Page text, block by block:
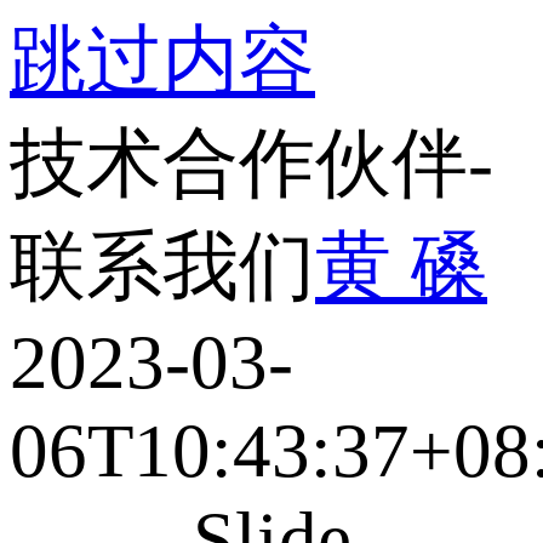
跳过内容
技术合作伙伴-
联系我们黄 磉
2023-03-